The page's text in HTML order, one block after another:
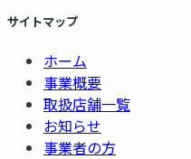
サイトマップ
ホーム
事業概要
取扱店舗一覧
お知らせ
事業者の方